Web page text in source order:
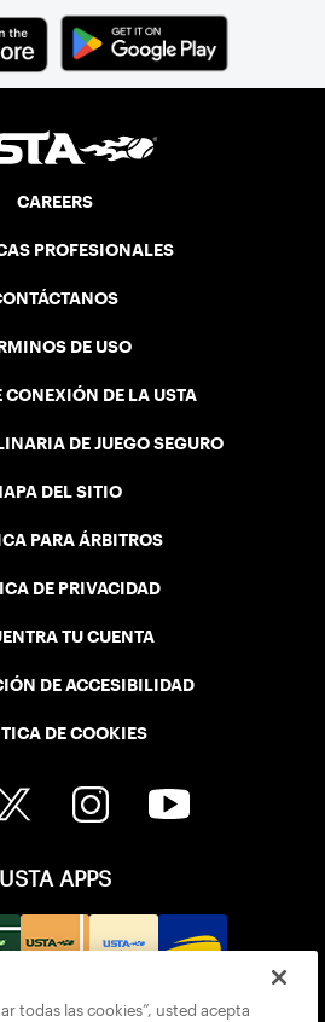
CAREERS
PROFESIONALES
DE USO
CONEXIÓN DE LA USTA
DE JUEGO SEGURO
DEL SITIO
PARA ÁRBITROS
DE PRIVACIDAD
TU CUENTA
DE ACCESIBILIDAD
DE COOKIES
USTA APPS
todas las cookies”, usted acepta